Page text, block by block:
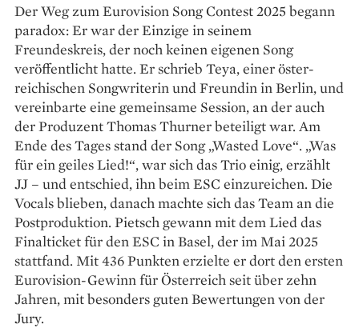
Der Weg zum Eurovision Song Contest 2025 begann
paradox: Er war der Einzige in seinem
Freundeskreis, der noch keinen eigenen Song
veröffentlicht hatte. Er schrieb Teya, einer öster­
reichischen Songwriterin und Freundin in Berlin, und
vereinbarte eine gemeinsame Session, an der auch
der Produzent Thomas Thurner beteiligt war. Am
Ende des Tages stand der Song „Wasted Love“. „Was
für ein geiles Lied!“, war sich das Trio einig, erzählt
JJ – und entschied, ihn beim ESC einzureichen. Die
Vocals blieben, danach machte sich das Team an die
Post­produktion. Pietsch gewann mit dem Lied das
Finalticket für den ESC in Basel, der im Mai 2025
stattfand. Mit 436 Punkten erzielte er dort den ­ersten
Euro­vision-Gewinn für Österreich seit über zehn
Jahren, mit besonders guten Bewertungen von der
Jury. ­